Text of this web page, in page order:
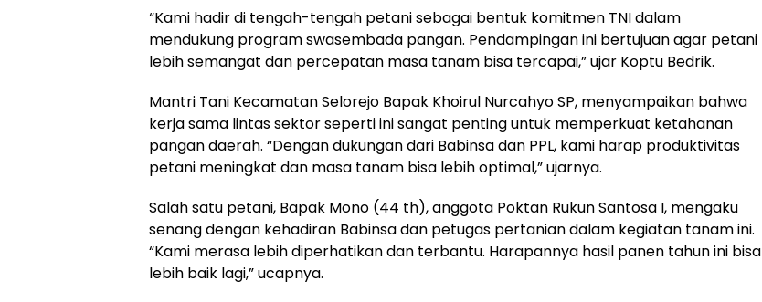
“Kami hadir di tengah-tengah petani sebagai bentuk komitmen TNI dalam
mendukung program swasembada pangan. Pendampingan ini bertujuan agar petani
lebih semangat dan percepatan masa tanam bisa tercapai,” ujar Koptu Bedrik.
Mantri Tani Kecamatan Selorejo Bapak Khoirul Nurcahyo SP, menyampaikan bahwa
kerja sama lintas sektor seperti ini sangat penting untuk memperkuat ketahanan
pangan daerah. “Dengan dukungan dari Babinsa dan PPL, kami harap produktivitas
petani meningkat dan masa tanam bisa lebih optimal,” ujarnya.
Salah satu petani, Bapak Mono (44 th), anggota Poktan Rukun Santosa I, mengaku
senang dengan kehadiran Babinsa dan petugas pertanian dalam kegiatan tanam ini.
“Kami merasa lebih diperhatikan dan terbantu. Harapannya hasil panen tahun ini bisa
lebih baik lagi,” ucapnya.